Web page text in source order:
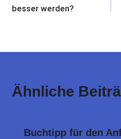
besser werden?
Ähnliche
Buchtipp für den